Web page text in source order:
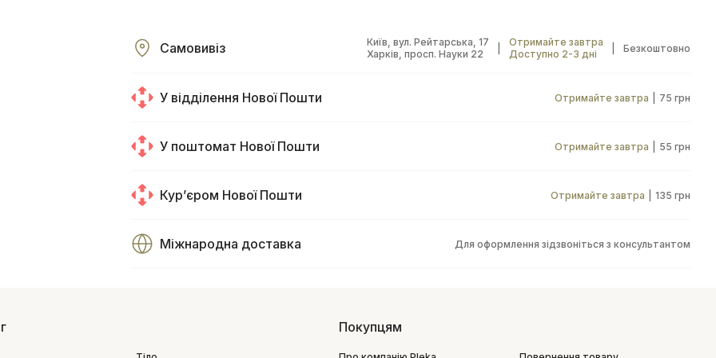
Самовивіз
Київ, вул. Рейтарська, 17
Харків, просп. Науки 22
Отримайте завтра
Доступно 2-3 дні
Безкоштовно
У відділення Нової Пошти Отримайте завтра 75 грн
У поштомат Нової Пошти Отримайте завтра 55 грн
Курʼєром Нової Пошти Отримайте завтра 135 грн
Міжнародна доставка Для оформлення зідзвоніться з консультантом
Покупцям